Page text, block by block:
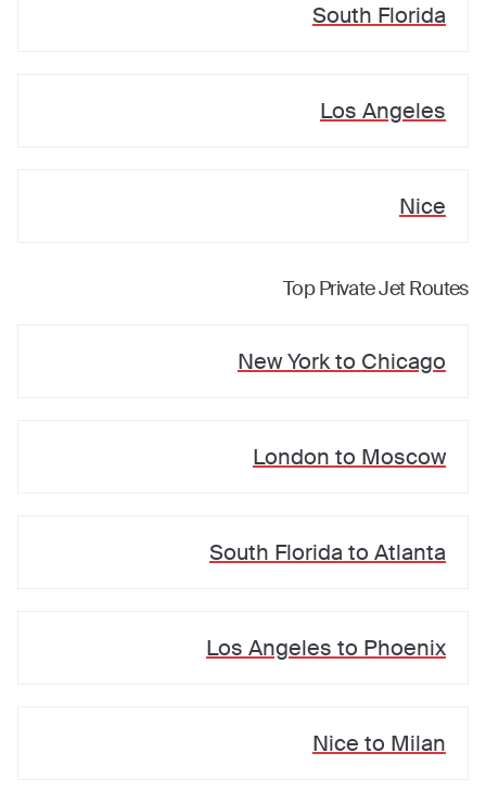
South Florida
Los Angeles
Nice
Top Private Jet Routes
New Yorkto Chicago
London to Moscow
South Florida to Atlanta
Los Angeles to Phoenix
Nice to Milan